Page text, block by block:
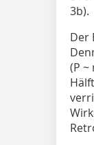
3b).
Der
(P